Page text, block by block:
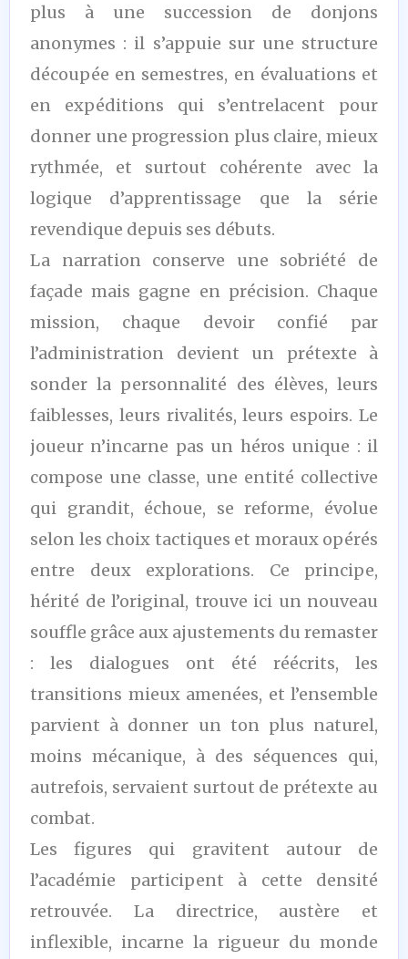
plus à une succession de donjons
anonymes : il s’appuie sur une structure
découpée en semestres, en évaluations et
en expéditions qui s’entrelacent pour
donner une progression plus claire, mieux
rythmée, et surtout cohérente avec la
logique d’apprentissage que la série
revendique depuis ses débuts.
La narration conserve une sobriété de
façade mais gagne en précision. Chaque
mission, chaque devoir confié par
l’administration devient un prétexte à
sonder la personnalité des élèves, leurs
faiblesses, leurs rivalités, leurs espoirs. Le
joueur n’incarne pas un héros unique : il
compose une classe, une entité collective
qui grandit, échoue, se reforme, évolue
selon les choix tactiques et moraux opérés
entre deux explorations. Ce principe,
hérité de l’original, trouve ici un nouveau
souffle grâce aux ajustements du remaster
: les dialogues ont été réécrits, les
transitions mieux amenées, et l’ensemble
parvient à donner un ton plus naturel,
moins mécanique, à des séquences qui,
autrefois, servaient surtout de prétexte au
combat.
Les figures qui gravitent autour de
l’académie participent à cette densité
retrouvée. La directrice, austère et
inflexible, incarne la rigueur du monde